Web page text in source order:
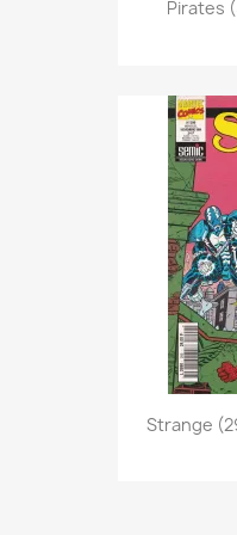
Pirates
Strange